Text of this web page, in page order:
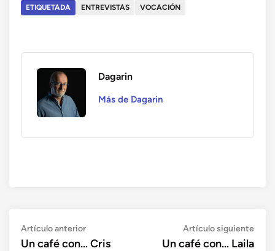
ETIQUETADA ENTREVISTAS VOCACIÓN
Dagarin
Más de Dagarin
Navegación
Artículo anteriorArtículo
anterior:
Un café con… Cris
Artículo siguiente
Un café con… Laila